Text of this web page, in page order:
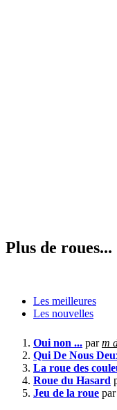
Plus de roues...
Les meilleures
Les nouvelles
Oui non ... parm
Qui De Nous
La roue des
Roue du Hasard
Jeu de la roue par